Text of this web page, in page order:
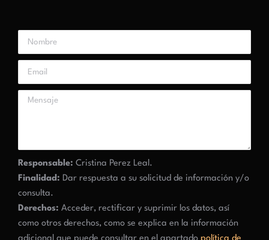
Responsable: Cristina Perez Leal.
Finalidad: Dar respuesta a su solicitud de información y/o
consulta.
Derechos: Acceder, rectificar y suprimir los datos, así
como otros derechos, como se explica en la información